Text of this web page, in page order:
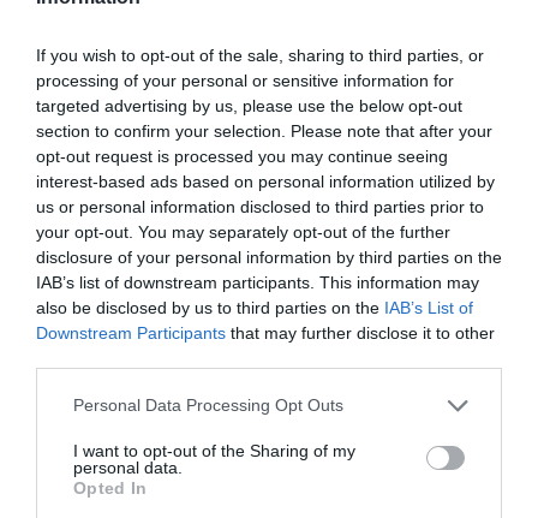
If you wish to opt-out of the sale, sharing to third parties, or
processing of your personal or sensitive information for
targeted advertising by us, please use the below opt-out
section to confirm your selection. Please note that after your
opt-out request is processed you may continue seeing
interest-based ads based on personal information utilized by
us or personal information disclosed to third parties prior to
your opt-out. You may separately opt-out of the further
disclosure of your personal information by third parties on the
IAB’s list of downstream participants. This information may
also be disclosed by us to third parties on the IAB’s List of
Downstream Participants that may further disclose it to other
Personal Data Processing Opt Outs
I want to opt-out of the Sharing of my
personal data.
Opted In
Marie Claire The Power Trip: Όλα όσα έγιναν στο
κορυφαίο συνέδριο γυναικείας ενδυνάμωσης